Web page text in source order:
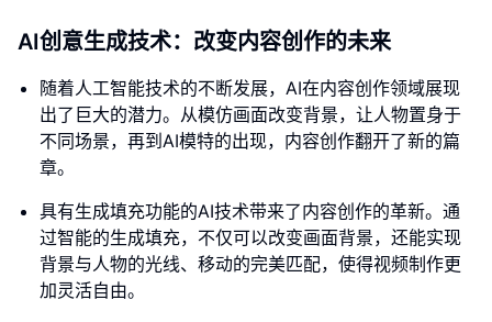
AI创意生成技术：改变内容创作的未来
随着人工智能技术的不断发展，AI在内容创作领域展现
出了巨大的潜力。从模仿画面改变背景，让人物置身于
不同场景，再到AI模特的出现，内容创作翻开了新的篇
章。
具有生成填充功能的AI技术带来了内容创作的革新。通
过智能的生成填充，不仅可以改变画面背景，还能实现
背景与人物的光线、移动的完美匹配，使得视频制作更
加灵活自由。